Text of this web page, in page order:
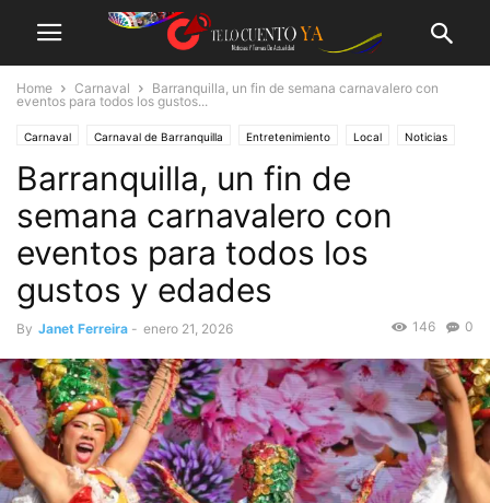
Home Carnaval
Barranquilla, un fin de semana carnavalero con
eventos para todos los gustos...
Carnaval Carnaval de Barranquilla Entretenimiento Local Noticias
Barranquilla, un fin de
semana carnavalero con
eventos para todos los
gustos y edades
By Janet Ferreira - enero 21, 2026 0
146